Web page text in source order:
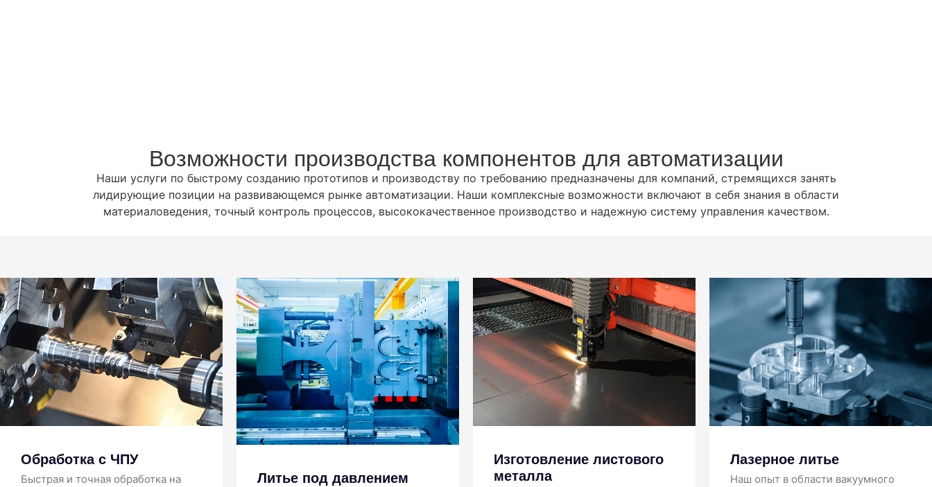
Возможности производства компонентов для автоматизации
Наши услуги по быстрому созданию прототипов и производству по требованию предназначены для компаний, стремящихся занять
лидирующие позиции на развивающемся рынке автоматизации. Наши комплексные возможности включают в себя знания в области
материаловедения, точный контроль процессов, высококачественное производство и надежную систему управления качеством.
Литье под давлением
металла
Лазерное литье
Наш опыт в области вакуумного
Обработка с ЧПУ
Быстрая и точная обработка на